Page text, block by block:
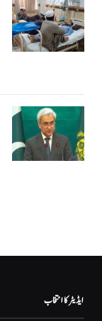
ایڈیٹر کا انتخاب